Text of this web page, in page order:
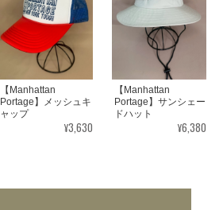
【Manhattan
Portage】メッシュキ
ャップ
¥3,630
【Manhattan
Portage】サンシェー
ドハット
¥6,380